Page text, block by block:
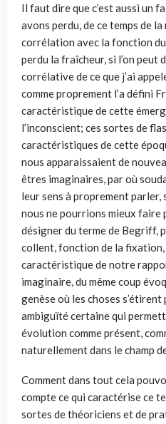
Il faut dire que c’est aussi un
avons perdu, de ce temps de
corrélation avec la fonction
perdu la fraîcheur, si l’on peut
corrélative de ce que j’ai
comme proprement l’a défini
caractéristique de cette
l’inconscient; ces sortes de
caractéristiques de cette
nous apparaissaient de
êtres imaginaires, par où
leur sens à proprement parler,
nous ne pourrions mieux faire
désigner du terme de Begriff,
collent, fonction de la fixation,
caractéristique de notre
imaginaire, du même coup
genèse où les choses s’étirent
ambiguïté certaine qui
évolution comme présent,
naturellement dans le champ
Comment dans tout cela
compte ce qui caractérise ce
sortes de théoriciens et de